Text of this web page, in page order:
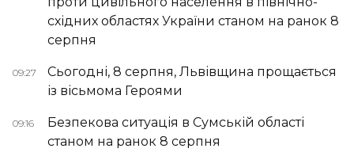
східних областях України станом на ранок 8
серпня
09:27
Сьогодні, 8 серпня, Львівщина прощається
із вісьмома Героями
09:16
Безпекова ситуація в Сумській області
станом на ранок 8 серпня